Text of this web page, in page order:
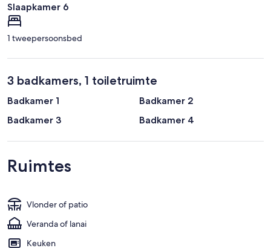
Slaapkamer 6
1 tweepersoonsbed
3 badkamers, 1 toiletruimte
Badkamer 1
Badkamer 2
Badkamer 3
Badkamer 4
Ruimtes
Vlonder of patio
Veranda of lanai
Keuken